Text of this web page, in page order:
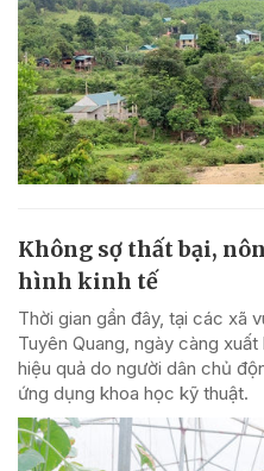
Không sợ thất bại,
hình kinh tế
Thời gian gần đây, tại các xã
Tuyên Quang, ngày càng
hiệu quả do người dân chủ
ứng dụng khoa học kỹ thuật.